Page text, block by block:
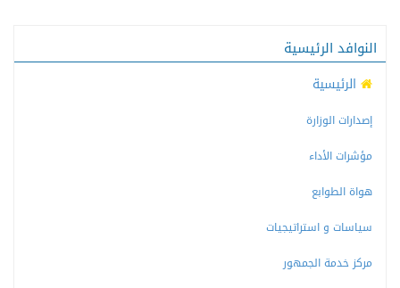
النوافد الرئيسية
الرئيسية
إصدارات الوزارة
مؤشرات الأداء
هواة الطوابع
سياسات و استراتيجيات
مركز خدمة الجمهور